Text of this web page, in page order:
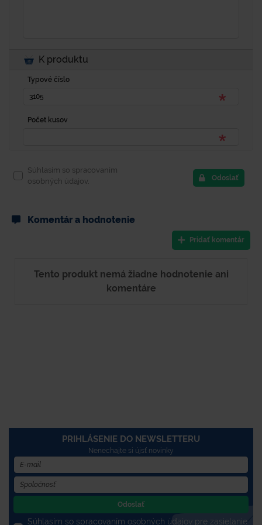
K produktu
Typové číslo
Počet kusov
Súhlasím so spracovaním
osobných údajov.
Odoslať
Komentár a hodnotenie
Pridať komentár
Tento produkt nemá žiadne hodnotenie ani
komentáre
PRIHLÁSENIE DO NEWSLETTERU
Nenechajte si újsť novinky
Odoslať
Súhlasím so spracovaním osobných údajov pre zasielanie